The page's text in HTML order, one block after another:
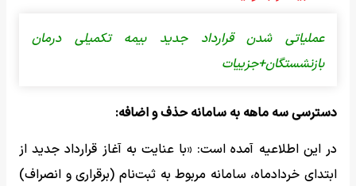
عملیاتی شدن قرارداد جدید بیمه تکمیلی درمان
بازنشستگان+جزییات
دسترسی سه ماهه به سامانه حذف و اضافه:
در این اطلاعیه آمده است: «با عنایت به آغاز قرارداد جدید از
ابتدای خردادماه، سامانه مربوط به ثبت‌نام (برقراری و انصراف)